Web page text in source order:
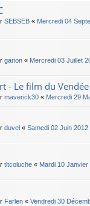
SEBSEB « Mercredi 04
garion « Mercredi 03 Juillet
- Le film du
maverick30 « Mercredi 29
duvel « Samedi 02 Juin 2012
titcoluche « Mardi 10 Janvier
Farlen « Vendredi 30